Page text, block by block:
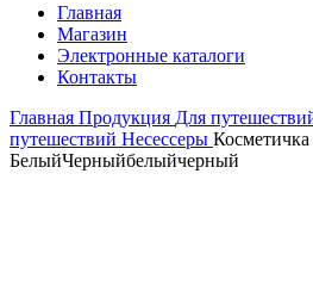
Главная
Магазин
Электронные каталоги
Контакты
Главная Продукция Для
путешествий Несессеры Косметичка
БелыйЧерныйбелыйчерный